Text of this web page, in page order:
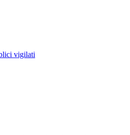
vigilati